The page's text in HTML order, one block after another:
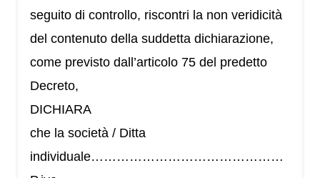
seguito di controllo, riscontri la non veridicità
del contenuto della suddetta dichiarazione,
come previsto dall’articolo 75 del predetto
Decreto,
DICHIARA
che la società / Ditta
individuale………………………………………